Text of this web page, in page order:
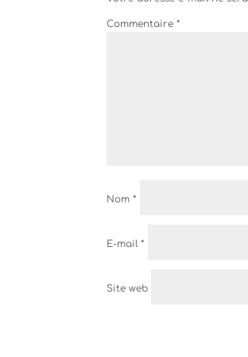
Commentaire*
Nom*
E-mail*
Site web